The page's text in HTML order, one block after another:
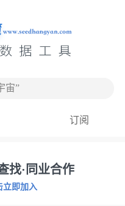
宙”
订阅
找·同业合作
立即加入